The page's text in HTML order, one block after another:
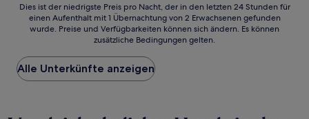
Dies
der
Preis
pro
Nacht,
Dies ist der niedrigste Preis pro Nacht, der in den letzten 24 Stunden für
einen Aufenthalt mit 1 Übernachtung von 2 Erwachsenen gefunden
wurde. Preise und Verfügbarkeiten können sich ändern. Es können
zusätzliche Bedingungen gelten.
Alle Unterkünfte anzeigen